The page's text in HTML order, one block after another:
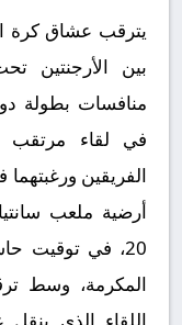
يترقب عشاق كرة
في لقاء مرتقب
الفريقين ورغبتهما
المكرمة، وسط